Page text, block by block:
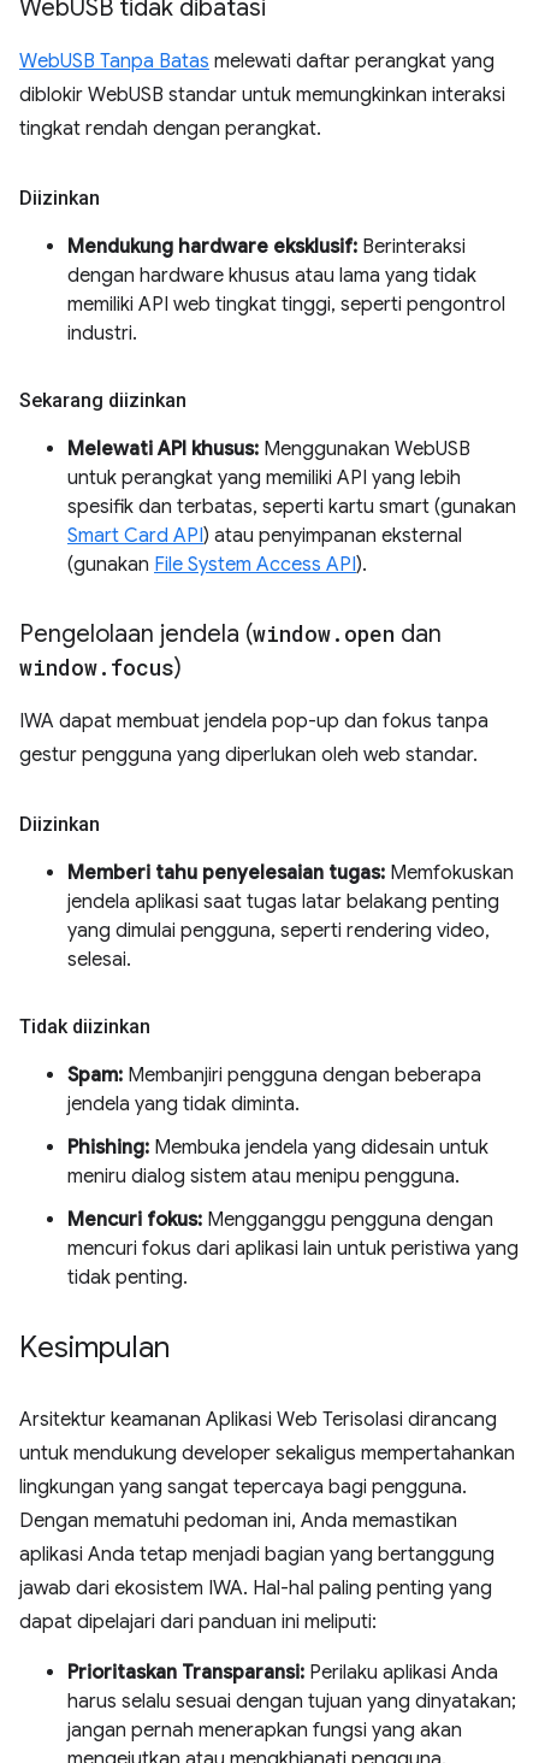
WebUSB tidak dibatasi
WebUSB Tanpa Batas melewati daftar perangkat yang
diblokir WebUSB standar untuk memungkinkan interaksi
tingkat rendah dengan perangkat.
Diizinkan
Mendukung hardware eksklusif: Berinteraksi
dengan hardware khusus atau lama yang tidak
memiliki API web tingkat tinggi, seperti pengontrol
industri.
Sekarang diizinkan
Melewati API khusus: Menggunakan WebUSB
untuk perangkat yang memiliki API yang lebih
spesifik dan terbatas, seperti kartu smart (gunakan
Smart Card API) atau penyimpanan eksternal
(gunakan File System Access API).
Pengelolaan jendela (window. open dan
window. focus)
IWA dapat membuat jendela pop-up dan fokus tanpa
gestur pengguna yang diperlukan oleh web standar.
Diizinkan
Memberi tahu penyelesaian tugas: Memfokuskan
jendela aplikasi saat tugas latar belakang penting
yang dimulai pengguna, seperti rendering video,
selesai.
Tidak diizinkan
Spam: Membanjiri pengguna dengan beberapa
jendela yang tidak diminta.
Phishing: Membuka jendela yang didesain untuk
meniru dialog sistem atau menipu pengguna.
Mencuri fokus: Mengganggu pengguna dengan
mencuri fokus dari aplikasi lain untuk peristiwa yang
tidak penting.
Kesimpulan
Arsitektur keamanan Aplikasi Web Terisolasi dirancang
untuk mendukung developer sekaligus mempertahankan
lingkungan yang sangat tepercaya bagi pengguna.
Dengan mematuhi pedoman ini, Anda memastikan
aplikasi Anda tetap menjadi bagian yang bertanggung
jawab dari ekosistem IWA. Hal-hal paling penting yang
dapat dipelajari dari panduan ini meliputi:
Prioritaskan Transparansi: Perilaku aplikasi Anda
harus selalu sesuai dengan tujuan yang dinyatakan;
jangan pernah menerapkan fungsi yang akan